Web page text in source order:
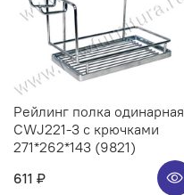
Рейлинг полка одинарная
CWJ221-3 с крючками
271*262*143 (9821)
611 ₽